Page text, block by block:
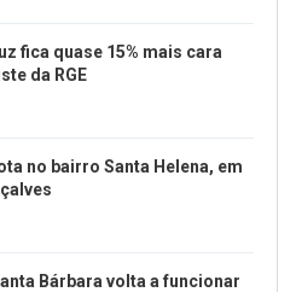
fica quase 15% mais cara
da RGE
no bairro Santa Helena, em
Bárbara volta a funcionar